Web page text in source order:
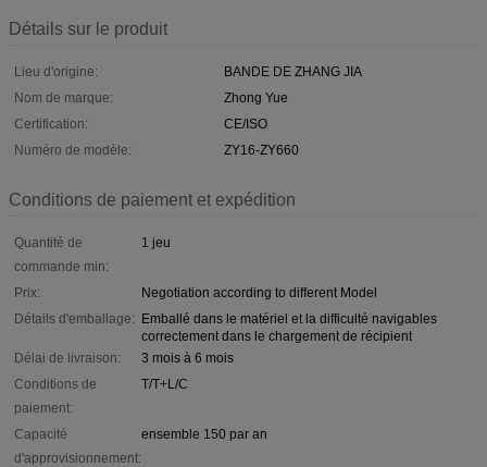
Détails sur le produit
Lieu d'origine:
BANDE DE ZHANG JIA
Nom de marque:
Zhong Yue
Certification:
CE/ISO
Numéro de modèle:
ZY16-ZY660
Conditions de paiement et expédition
Quantité de
commande min:
1 jeu
Prix:
Negotiation according to different Model
Détails d'emballage: Emballé dans le matériel et la difficulté navigables
correctement dans le chargement de récipient
Délai de livraison:
3 mois à 6 mois
Conditions de
paiement:
T/T+L/C
Capacité
d'approvisionnement:
ensemble 150 par an